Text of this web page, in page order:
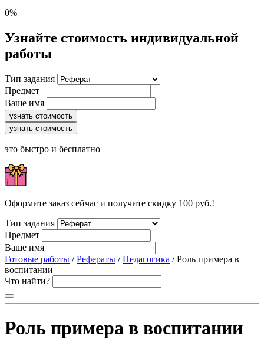
0%
Узнайте стоимость индивидуальной
работы
Тип задания
Предмет
Ваше имя
узнать стоимость
узнать стоимость
это быстро и бесплатно
Оформите заказ сейчас и получите скидку 100 руб.!
Тип задания
Предмет
Ваше имя
Готовые работы /Рефераты /Педагогика / Роль примера в
воспитании
Что найти?
Роль примера в воспитании